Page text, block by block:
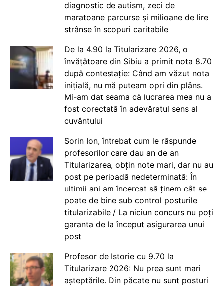
diagnostic de autism, zeci de
maratoane parcurse și milioane de lire
strânse în scopuri caritabile
De la 4.90 la Titularizare 2026, o
învățătoare din Sibiu a primit nota 8.70
după contestație: Când am văzut nota
inițială, nu mă puteam opri din plâns.
Mi-am dat seama că lucrarea mea nu a
fost corectată în adevăratul sens al
cuvântului
Sorin Ion, întrebat cum le răspunde
profesorilor care dau an de an
Titularizarea, obțin note mari, dar nu au
post pe perioadă nedeterminată: În
ultimii ani am încercat să ținem cât se
poate de bine sub control posturile
titularizabile / La niciun concurs nu poți
garanta de la început asigurarea unui
post
Profesor de Istorie cu 9.70 la
Titularizare 2026: Nu prea sunt mari
așteptările. Din păcate nu sunt posturi